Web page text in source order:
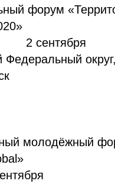
форум
сентября
округ,
молодёжный